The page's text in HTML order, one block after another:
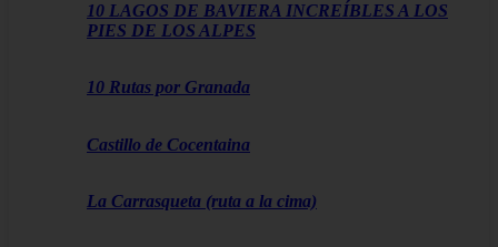
10 LAGOS DE BAVIERA INCREÍBLES A LOS
PIES DE LOS ALPES
10 Rutas por Granada
Castillo de Cocentaina
La Carrasqueta (ruta a la cima)